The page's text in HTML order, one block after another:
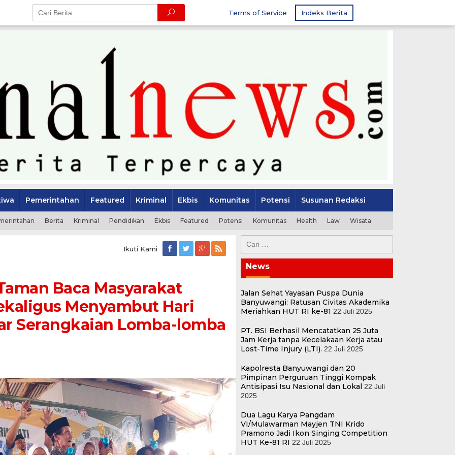
Terms of Service Indeks Berita
Pemerintahan Featured Kriminal Ekbis Komunitas Potensi Susunan Redaksi
Berita Kriminal Pendidikan Ekbis Featured Potensi Komunitas Health Law Wisata
Ikuti Kami
Baca Masyarakat
Menyambut Hari
Serangkaian Lomba-lomba
untuk:
News
Jalan Sehat Yayasan Puspa Dunia
Banyuwangi: Ratusan Civitas Akademika
Meriahkan HUT RI ke-81 22 Juli 2025
PT. BSI Berhasil Mencatatkan 25 Juta
Jam Kerja tanpa Kecelakaan Kerja atau
Lost-Time Injury (LTI). 22 Juli 2025
Kapolresta Banyuwangi dan 20
Pimpinan Perguruan Tinggi Kompak
Antisipasi Isu Nasional dan Lokal 22 Juli
2025
Dua Lagu Karya Pangdam
VI/Mulawarman Mayjen TNI Krido
Pramono Jadi Ikon Singing Competition
HUT Ke-81 RI 22 Juli 2025